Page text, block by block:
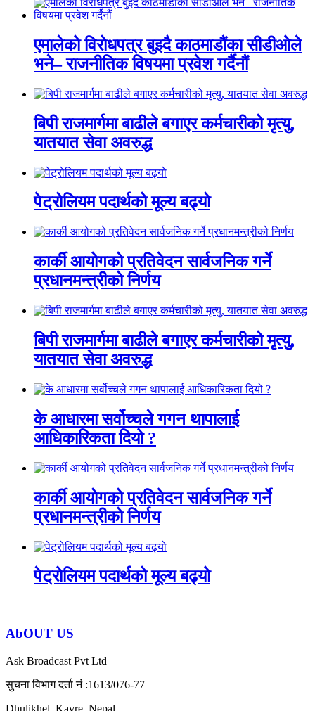
एमालेको विरोधपत्र बुझ्दै काठमाडौंका सीडीओले
भने– राजनीतिक विषयमा प्रवेश गर्दैनौं
बिपी राजमार्गमा बाढीले बगाएर कर्मचारीको मृत्यु,
यातयात सेवा अवरुद्ध
पेट्रोलियम पदार्थको मूल्य बढ्यो
कार्की आयोगको प्रतिवेदन सार्वजनिक गर्ने
प्रधानमन्त्रीको निर्णय
बिपी राजमार्गमा बाढीले बगाएर कर्मचारीको मृत्यु,
यातयात सेवा अवरुद्ध
के आधारमा सर्वोच्चले गगन थापालाई
आधिकारिकता दियो ?
कार्की आयोगको प्रतिवेदन सार्वजनिक गर्ने
प्रधानमन्त्रीको निर्णय
पेट्रोलियम पदार्थको मूल्य बढ्यो
AbOUT US
Ask Broadcast Pvt Ltd
सुचना विभाग दर्ता नं :1613/076-77
Dhulikhel, Kavre, Nepal.